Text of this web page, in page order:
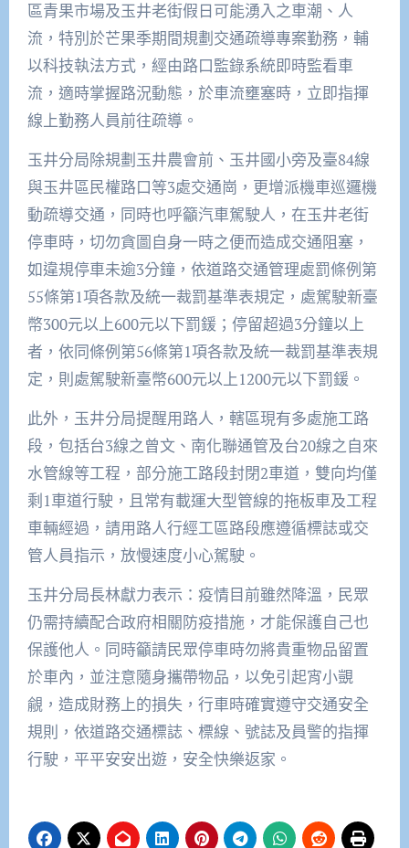
區青果市場及玉井老街假日可能湧入之車潮、人
流，特別於芒果季期間規劃交通疏導專案勤務，輔
以科技執法方式，經由路口監錄系統即時監看車
流，適時掌握路況動態，於車流壅塞時，立即指揮
線上勤務人員前往疏導。
玉井分局除規劃玉井農會前、玉井國小旁及臺84線
與玉井區民權路口等3處交通崗，更增派機車巡邏機
動疏導交通，同時也呼籲汽車駕駛人，在玉井老街
停車時，切勿貪圖自身一時之便而造成交通阻塞，
如違規停車未逾3分鐘，依道路交通管理處罰條例第
55條第1項各款及統一裁罰基準表規定，處駕駛新臺
幣300元以上600元以下罰鍰；停留超過3分鐘以上
者，依同條例第56條第1項各款及統一裁罰基準表規
定，則處駕駛新臺幣600元以上1200元以下罰鍰。
此外，玉井分局提醒用路人，轄區現有多處施工路
段，包括台3線之曾文、南化聯通管及台20線之自來
水管線等工程，部分施工路段封閉2車道，雙向均僅
剩1車道行駛，且常有載運大型管線的拖板車及工程
車輛經過，請用路人行經工區路段應遵循標誌或交
管人員指示，放慢速度小心駕駛。
玉井分局長林獻力表示：疫情目前雖然降溫，民眾
仍需持續配合政府相關防疫措施，才能保護自己也
保護他人。同時籲請民眾停車時勿將貴重物品留置
於車內，並注意隨身攜帶物品，以免引起宵小覬
覦，造成財務上的損失，行車時確實遵守交通安全
規則，依道路交通標誌、標線、號誌及員警的指揮
行駛，平平安安出遊，安全快樂返家。